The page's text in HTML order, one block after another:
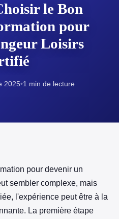
le Bon
pour
Loisirs
2025•1 min de lecture
pour devenir un
sembler complexe, mais
l'expérience peut être à la
La première étape